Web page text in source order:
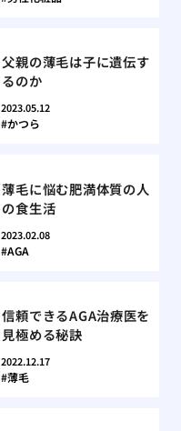
父親の薄毛は子に遺伝す
るのか
2023.05.12
かつら
薄毛に悩む肥満体質の人
の食生活
2023.02.08
AGA
信頼できるAGA治療医を
見極める秘訣
2022.12.17
薄毛